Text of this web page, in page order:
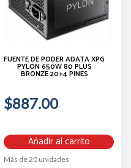
FUENTE DE PODER ADATA XPG
PYLON 650W 80 PLUS
BRONZE 20+4 PINES
$887.00
Añadir al carrito
Más de 20 unidades